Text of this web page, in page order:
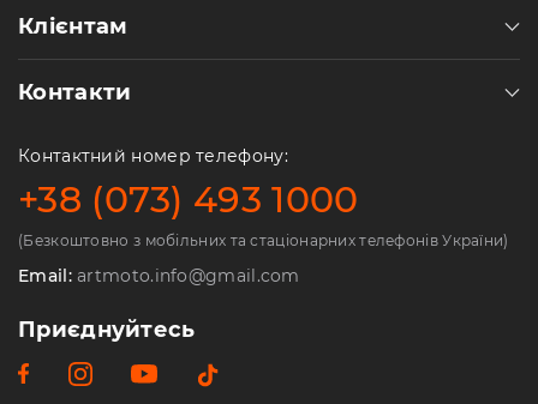
Клієнтам
Контакти
Контактний номер телефону:
+38 (073) 493 1000
(Безкоштовно з мобільних та стаціонарних телефонів України)
Email:artmoto.info@gmail.com
Приєднуйтесь